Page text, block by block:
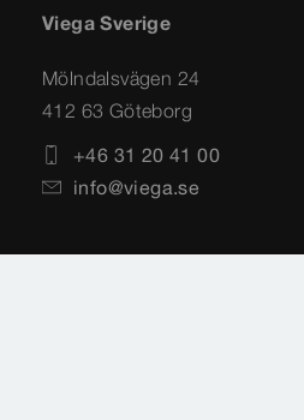
Viega Sverige
Mölndalsvägen 24
412 63 Göteborg
+46 31 20 41 00
info@viega.se